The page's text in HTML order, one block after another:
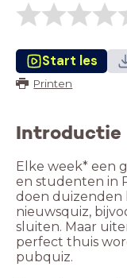
Start les
Printen
Introductie
Elke week* een
en studenten in
doen duizenden
nieuwsquiz,
sluiten. Maar
perfect thuis
pubquiz.